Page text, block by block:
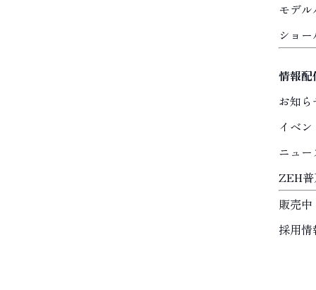
モデ
ショ
情報配
お知ら
イベン
ニュ
ZEH
販売
採用情